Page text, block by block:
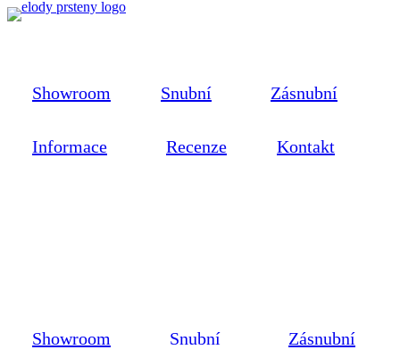
Showroom Snubní Zásnubní
Informace Recenze Kontakt
Showroom Snubní Zásnubní